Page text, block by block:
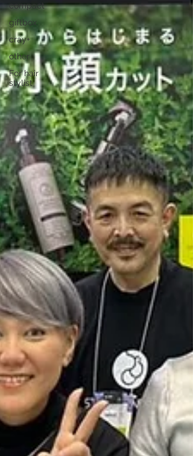
compact
giftbox
cray+
other
For hair
stylist